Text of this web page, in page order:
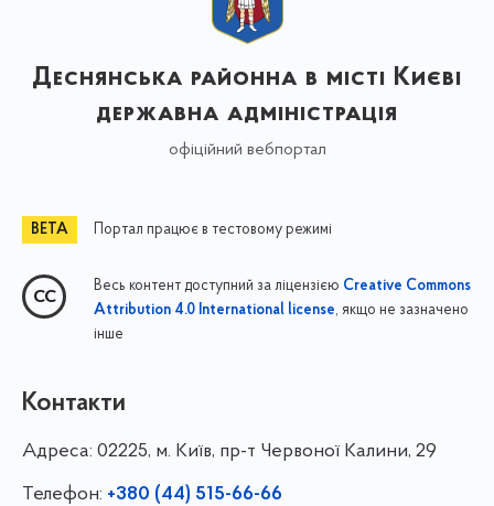
Деснянська районна в місті Києві
державна адміністрація
офіційний вебпортал
Портал працює в тестовому режимі
Весь контент доступний за ліцензією Creative Commons
Attribution 4.0 International license, якщо не зазначено
інше
Контакти
Адреса: 02225, м. Київ, пр-т Червоної Калини, 29
Телефон: +380 (44) 515-66-66